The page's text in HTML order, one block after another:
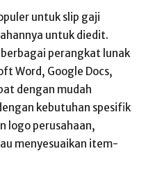
untuk slip gaji
untuk diedit.
perangkat lunak
Word, Google Docs,
dengan mudah
kebutuhan spesifik
logo perusahaan,
menyesuaikan item-